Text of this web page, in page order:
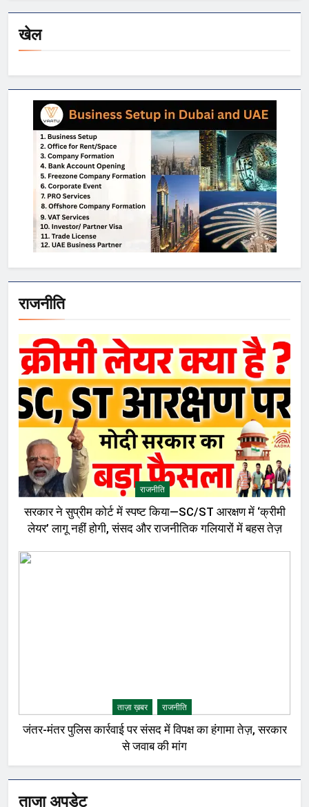
खेल
राजनीति
राजनीति
सरकार ने सुप्रीम कोर्ट में स्पष्ट किया—SC/ST आरक्षण में ‘क्रीमी
लेयर’ लागू नहीं होगी, संसद और राजनीतिक गलियारों में बहस तेज़
ताज़ा ख़बर राजनीति
जंतर-मंतर पुलिस कार्रवाई पर संसद में विपक्ष का हंगामा तेज़, सरकार
से जवाब की मांग
ताजा अपडेट